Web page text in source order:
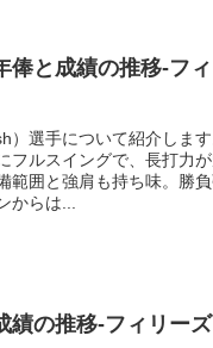
俸と成績の推移-フィ
選手について紹介します
フルスイングで、長打力
範囲と強肩も持ち味。勝
からは...
績の推移-フィリーズ